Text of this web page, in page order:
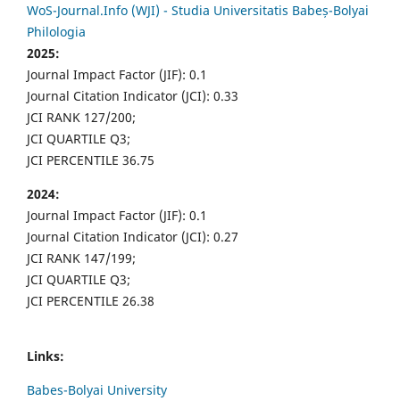
WoS-Journal.Info (WJI) - Studia Universitatis Babeș-Bolyai
Philologia
2025:
Journal Impact Factor (JIF): 0.1
Journal Citation Indicator (JCI): 0.33
JCI RANK 127/200;
JCI QUARTILE Q3;
JCI PERCENTILE 36.75
2024:
Journal Impact Factor (JIF): 0.1
Journal Citation Indicator (JCI): 0.27
JCI RANK 147/199;
JCI QUARTILE Q3;
JCI PERCENTILE 26.38
Links:
Babes-Bolyai University